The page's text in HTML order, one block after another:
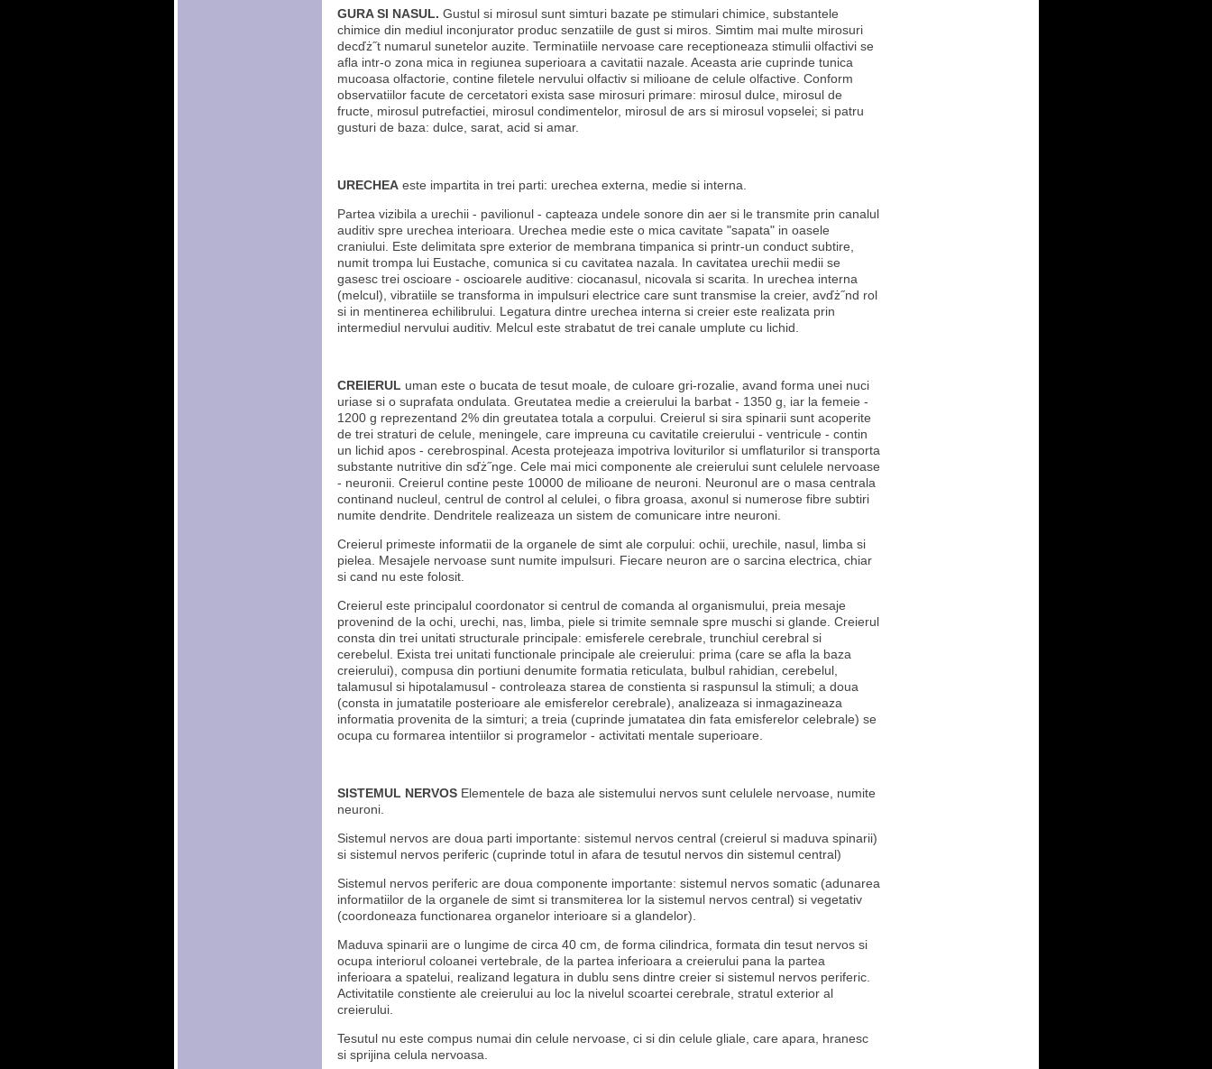
GURA SI NASUL. Gustul si mirosul sunt simturi bazate pe stimulari chimice, substantele
chimice din mediul inconjurator produc senzatiile de gust si miros. Simtim mai multe mirosuri
decďż˝t numarul sunetelor auzite. Terminatiile nervoase care receptioneaza stimulii olfactivi se
afla intr-o zona mica in regiunea superioara a cavitatii nazale. Aceasta arie cuprinde tunica
mucoasa olfactorie, contine filetele nervului olfactiv si milioane de celule olfactive. Conform
observatiilor facute de cercetatori exista sase mirosuri primare: mirosul dulce, mirosul de
fructe, mirosul putrefactiei, mirosul condimentelor, mirosul de ars si mirosul vopselei; si patru
gusturi de baza: dulce, sarat, acid si amar.
URECHEAeste impartita in trei parti: urechea externa, medie si interna.
Partea vizibila a urechii - pavilionul - capteaza undele sonore din aer si le transmite prin canalul
auditiv spre urechea interioara. Urechea medie este o mica cavitate "sapata" in oasele
craniului. Este delimitata spre exterior de membrana timpanica si printr-un conduct subtire,
numit trompa lui Eustache, comunica si cu cavitatea nazala. In cavitatea urechii medii se
gasesc trei oscioare - oscioarele auditive: ciocanasul, nicovala si scarita. In urechea interna
(melcul), vibratiile se transforma in impulsuri electrice care sunt transmise la creier, avďż˝nd rol
si in mentinerea echilibrului. Legatura dintre urechea interna si creier este realizata prin
intermediul nervului auditiv. Melcul este strabatut de trei canale umplute cu lichid.
CREIERUL uman este o bucata de tesut moale, de culoare gri-rozalie, avand forma unei nuci
uriase si o suprafata ondulata. Greutatea medie a creierului la barbat - 1350 g, iar la femeie -
1200 g reprezentand 2% din greutatea totala a corpului. Creierul si sira spinarii sunt acoperite
de trei straturi de celule, meningele, care impreuna cu cavitatile creierului - ventricule - contin
un lichid apos - cerebrospinal. Acesta protejeaza impotriva loviturilor si umflaturilor si transporta
substante nutritive din sďż˝nge. Cele mai mici componente ale creierului sunt celulele nervoase
- neuronii. Creierul contine peste 10000 de milioane de neuroni. Neuronul are o masa centrala
continand nucleul, centrul de control al celulei, o fibra groasa, axonul si numerose fibre subtiri
numite dendrite. Dendritele realizeaza un sistem de comunicare intre neuroni.
Creierul primeste informatii de la organele de simt ale corpului: ochii, urechile, nasul, limba si
pielea. Mesajele nervoase sunt numite impulsuri. Fiecare neuron are o sarcina electrica, chiar
si cand nu este folosit.
Creierul este principalul coordonator si centrul de comanda al organismului, preia mesaje
provenind de la ochi, urechi, nas, limba, piele si trimite semnale spre muschi si glande. Creierul
consta din trei unitati structurale principale: emisferele cerebrale, trunchiul cerebral si
cerebelul. Exista trei unitati functionale principale ale creierului: prima (care se afla la baza
creierului), compusa din portiuni denumite formatia reticulata, bulbul rahidian, cerebelul,
talamusul si hipotalamusul - controleaza starea de constienta si raspunsul la stimuli; a doua
(consta in jumatatile posterioare ale emisferelor cerebrale), analizeaza si inmagazineaza
informatia provenita de la simturi; a treia (cuprinde jumatatea din fata emisferelor celebrale) se
ocupa cu formarea intentiilor si programelor - activitati mentale superioare.
SISTEMUL NERVOSElementele de baza ale sistemului nervos sunt celulele nervoase, numite
neuroni.
Sistemul nervos are doua parti importante: sistemul nervos central (creierul si maduva spinarii)
si sistemul nervos periferic (cuprinde totul in afara de tesutul nervos din sistemul central)
Sistemul nervos periferic are doua componente importante: sistemul nervos somatic (adunarea
informatiilor de la organele de simt si transmiterea lor la sistemul nervos central) si vegetativ
(coordoneaza functionarea organelor interioare si a glandelor).
Maduva spinarii are o lungime de circa 40 cm, de forma cilindrica, formata din tesut nervos si
ocupa interiorul coloanei vertebrale, de la partea inferioara a creierului pana la partea
inferioara a spatelui, realizand legatura in dublu sens dintre creier si sistemul nervos periferic.
Activitatile constiente ale creierului au loc la nivelul scoartei cerebrale, stratul exterior al
creierului.
Tesutul nu este compus numai din celule nervoase, ci si din celule gliale, care apara, hranesc
si sprijina celula nervoasa.